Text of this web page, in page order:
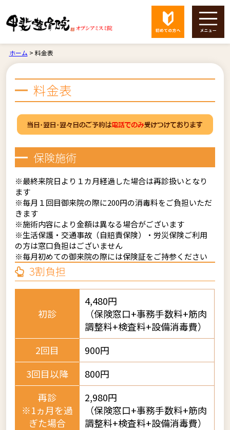
ホーム > 料金表
料金表
保険施術
※最終来院日より１カ月経過した場合は再診扱いとなり
ます
※毎月１回目御来院の際に200円の消毒料をご負担いただ
きます
※施術内容により金額は異なる場合がございます
※生活保護・交通事故（自賠責保険）・労災保険ご利用
の方は窓口負担はございません
※毎月初めての御来院の際には保険証をご持参ください
3割負担
初診
4,480円
（保険窓口+事務手数料+筋肉
調整料+検査料+設備消毒費）
2回目
900円
3回目以降
800円
再診
※1ヵ月を過
ぎた場合
2,980円
（保険窓口+事務手数料+筋肉
調整料+検査料+設備消毒費）